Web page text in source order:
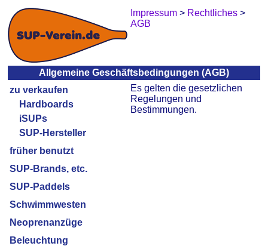
Impressum > Rechtliches >
AGB
Allgemeine Geschäftsbedingungen (AGB)
zu verkaufen
Hardboards
iSUPs
SUP-Hersteller
früher benutzt
SUP-Brands, etc.
SUP-Paddels
Schwimmwesten
Neoprenanzüge
Beleuchtung
Es gelten die gesetzlichen
Regelungen und
Bestimmungen.